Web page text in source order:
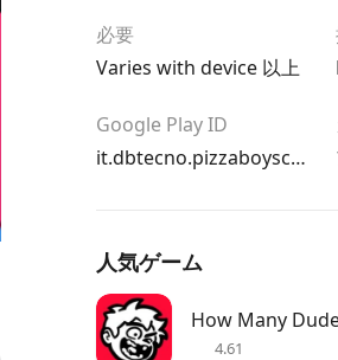
必要
Varies with device 以上
Google Play ID
it.dbtecno.pizzaboyscpro
人気ゲーム
How Many
4.61